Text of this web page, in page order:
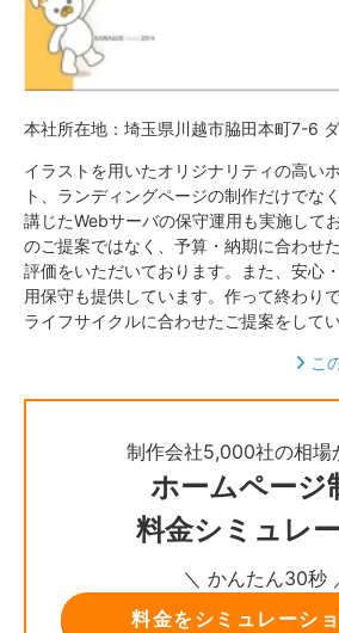
本社所在地：埼玉県川越市脇田本町7-6
イラストを用いたオリジナリティの高い
ト、ランディングページの制作だけでな
講じたWebサーバの保守運用も実施して
のご提案ではなく、予算・納期に合わせ
評価をいただいております。また、安心
用保守も提供しています。作って終わり
ライフサイクルに合わせたご提案をしてい
こ
制作会社5,000社の相場
ホームページ
料金シミュレ
＼ かんたん30秒
料金をシミュレーシ